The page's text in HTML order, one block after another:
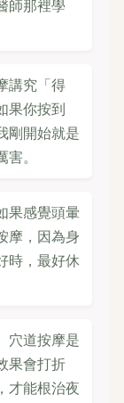
師那裡學
講究「得
果你按到
剛開始就是
。
果感覺頭暈
摩，因為身
時，最好休
穴道按摩是
果會打折
才能根治夜